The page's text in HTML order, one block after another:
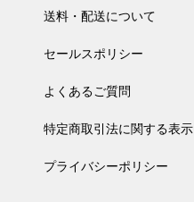
送料・配送について
セールスポリシー
よくあるご質問
特定商取引法に関する表示
プライバシーポリシー